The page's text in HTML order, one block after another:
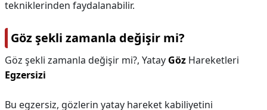
tekniklerinden faydalanabilir.
Göz şekli zamanla değişir mi?
Göz şekli zamanla değişir mi?, Yatay Göz Hareketleri
Egzersizi
Bu egzersiz, gözlerin yatay hareket kabiliyetini